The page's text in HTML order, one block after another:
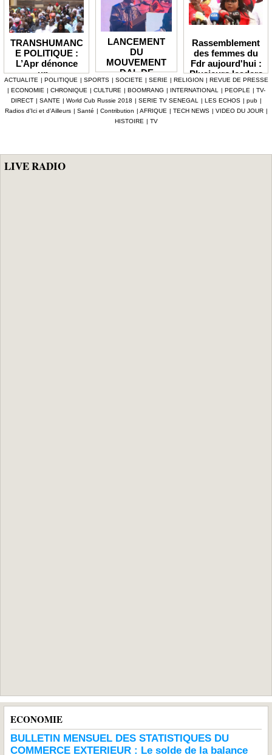
TRANSHUMANC
E POLITIQUE :
L’Apr dénonce
un «
détournement de
la volonté
populaire » et
réclame une
LANCEMENT
DU
MOUVEMENT
DAL DE
BABACAR
MBENGUE :
Aldiouma Sow
«drague» le
maire de Hann
Rassemblement
des femmes du
Fdr aujourd'hui :
Plusieurs leaders
de l'opposition
annoncés
ACTUALITE | POLITIQUE | SPORTS | SOCIETE | SERIE | RELIGION | REVUE DE PRESSE
| ECONOMIE | CHRONIQUE | CULTURE | BOOMRANG | INTERNATIONAL | PEOPLE | TV-
DIRECT | SANTE | World Cub Russie 2018 | SERIE TV SENEGAL | LES ECHOS | pub |
Radios d’Ici et d’Ailleurs | Santé | Contribution | AFRIQUE | TECH NEWS | VIDEO DU JOUR |
HISTOIRE | TV
LIVE RADIO
ECONOMIE
BULLETIN MENSUEL DES STATISTIQUES DU
COMMERCE EXTERIEUR : Le solde de la balance